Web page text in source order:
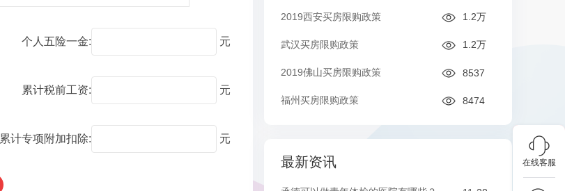
在线客服
个人五险一金: 元
累计税前工资: 元
累计专项附加扣除: 元
2019西安买房限购政策 1.2万
武汉买房限购政策 1.2万
2019佛山买房限购政策 8537
福州买房限购政策 8474
最新资讯